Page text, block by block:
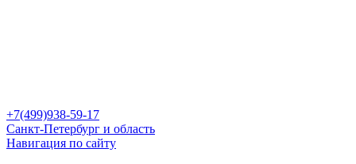
+7(499)938-59-17
Санкт-Петербург и область
Навигация по сайту